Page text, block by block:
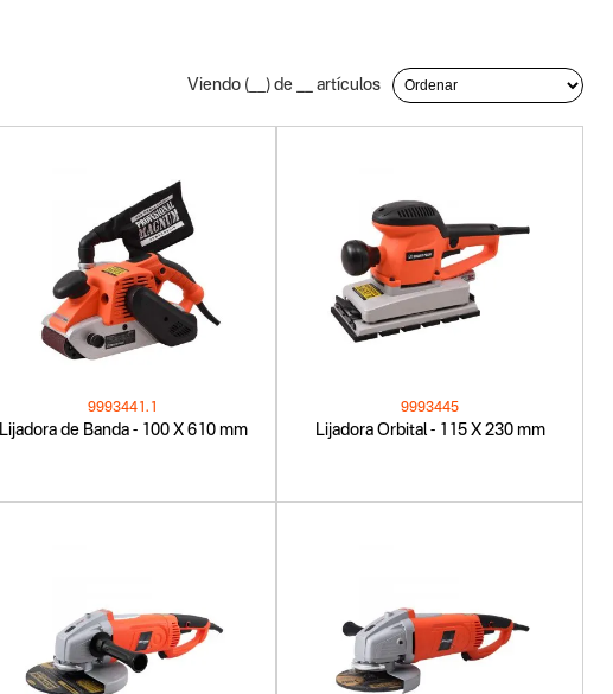
Viendo ( ) de artículos
Lijadora de Banda - 100 X 610 mm
9993441.1
Lijadora Orbital - 115 X 230 mm
9993445